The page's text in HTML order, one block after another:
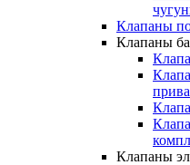
Клапаны
Клапаны
Клапаны